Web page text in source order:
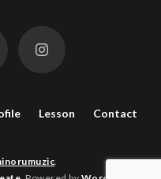
Lesson Contact
.